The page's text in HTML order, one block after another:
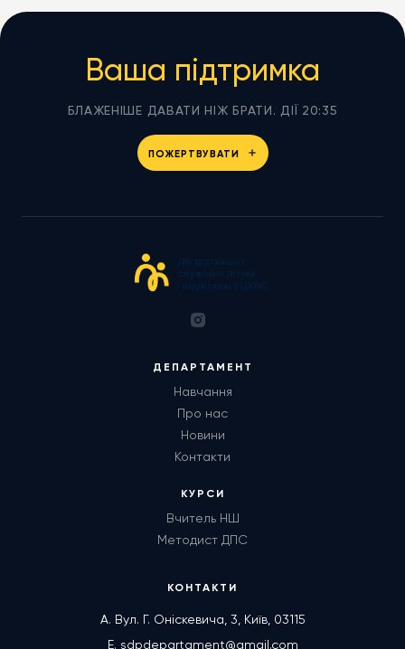
Ваша підтримка
БЛАЖЕНІШЕ ДАВАТИ НІЖ БРАТИ. ДІЇ 20:35
ПОЖЕРТВУВАТИ
ДЕПАРТАМЕНТ
Навчання
Про нас
Новини
Контакти
КУРСИ
Вчитель НШ
Методист ДПС
КОНТАКТИ
А. Вул. Г. Оніскевича, 3, Київ, 03115
E. sdpdepartament@gmail.com